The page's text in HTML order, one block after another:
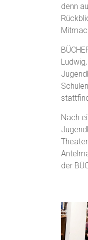
denn
Nach
der